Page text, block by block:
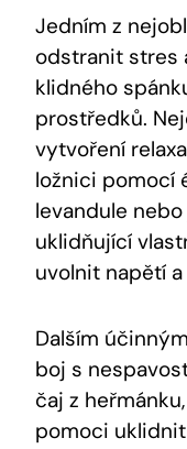
Jedním z
odstranit stres
klidného
prostředků.
vytvoření
ložnici pomocí
levandule
uklidňující
uvolnit napětí
Dalším
boj s
čaj z
pomoci